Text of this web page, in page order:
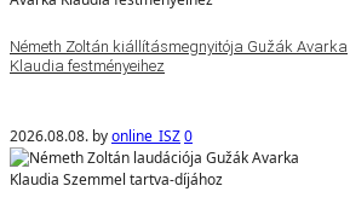
Németh Zoltán kiállításmegnyitója Gužák Avarka
Klaudia festményeihez
2026.08.08. byonline_ISZ0